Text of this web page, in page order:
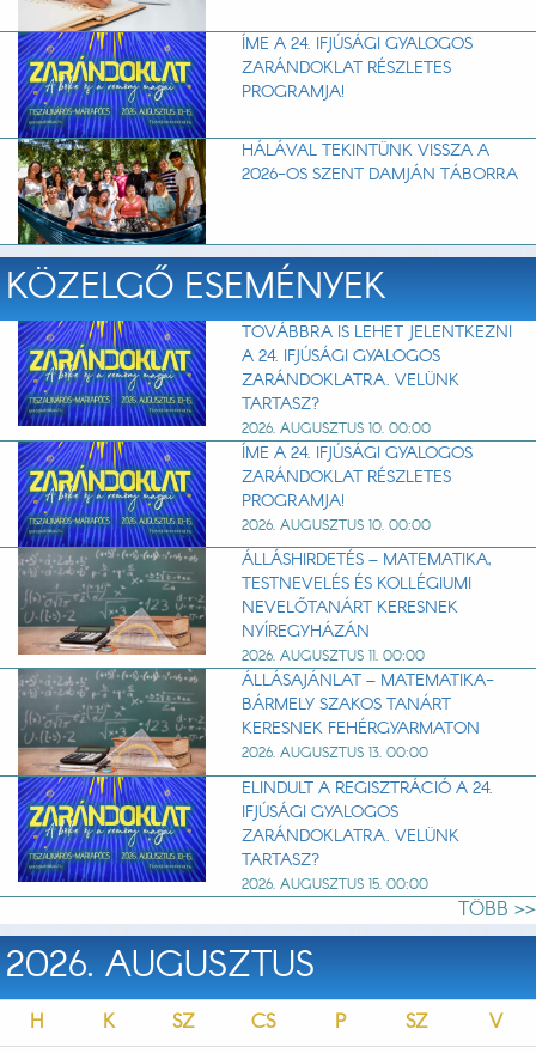
ÍME A 24. IFJÚSÁGI GYALOGOS
ZARÁNDOKLAT RÉSZLETES
PROGRAMJA!
HÁLÁVAL TEKINTÜNK VISSZA A
2026-OS SZENT DAMJÁN TÁBORRA
KÖZELGŐ ESEMÉNYEK
TOVÁBBRA IS LEHET JELENTKEZNI
A 24. IFJÚSÁGI GYALOGOS
ZARÁNDOKLATRA. VELÜNK
TARTASZ?
2026. AUGUSZTUS 10. 00:00
ÍME A 24. IFJÚSÁGI GYALOGOS
ZARÁNDOKLAT RÉSZLETES
PROGRAMJA!
2026. AUGUSZTUS 10. 00:00
ÁLLÁSHIRDETÉS – MATEMATIKA,
TESTNEVELÉS ÉS KOLLÉGIUMI
NEVELŐTANÁRT KERESNEK
NYÍREGYHÁZÁN
2026. AUGUSZTUS 11. 00:00
ÁLLÁSAJÁNLAT – MATEMATIKA-
BÁRMELY SZAKOS TANÁRT
KERESNEK FEHÉRGYARMATON
2026. AUGUSZTUS 13. 00:00
ELINDULT A REGISZTRÁCIÓ A 24.
IFJÚSÁGI GYALOGOS
ZARÁNDOKLATRA. VELÜNK
TARTASZ?
2026. AUGUSZTUS 15. 00:00
TÖBB >>
2026. AUGUSZTUS
H K SZ CS P SZ
V